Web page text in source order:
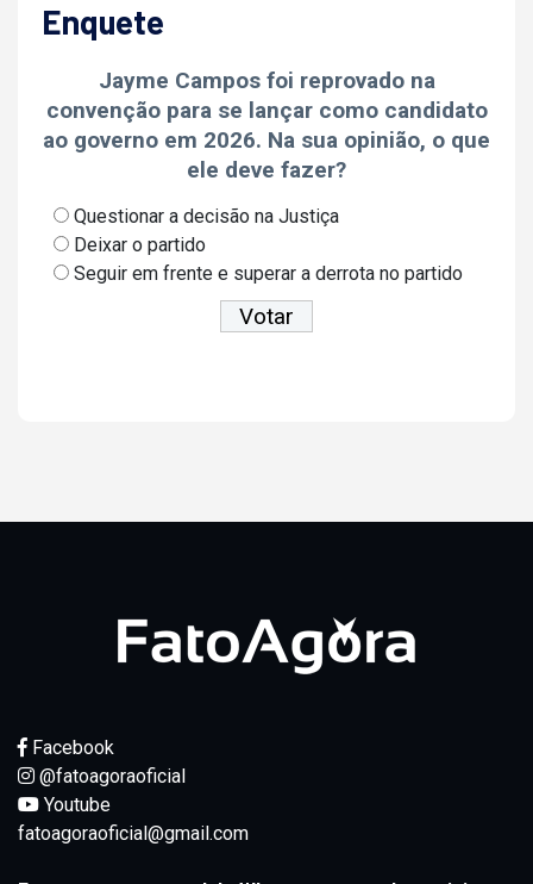
Enquete
Jayme Campos foi reprovado na
convenção para se lançar como candidato
ao governo em 2026. Na sua opinião, o que
ele deve fazer?
Questionar a decisão na Justiça
Deixar o partido
Seguir em frente e superar a derrota no partido
Facebook
@fatoagoraoficial
Youtube
fatoagoraoficial@gmail.com